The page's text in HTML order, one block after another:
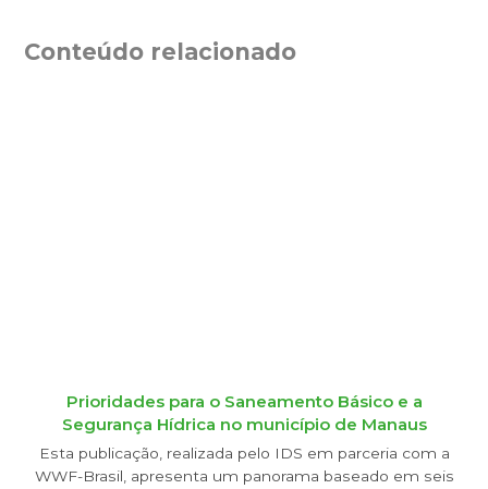
Conteúdo relacionado
Prioridades para o Saneamento Básico e a
Segurança Hídrica no município de Manaus
Esta publicação, realizada pelo IDS em parceria com a
WWF-Brasil, apresenta um panorama baseado em seis